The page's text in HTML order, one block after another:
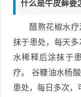
什么是牛皮藓要
醋熬花椒水
抹于患处，每天
水稀释后涂抹于
疗。 谷糠油水杨
患处，每日多次，